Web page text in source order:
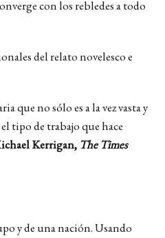
con los rebledes a todo
del relato novelesco e
no sólo es a la vez vasta y
tipo de trabajo que hace
Kerrigan, The Times
y de una nación. Usando